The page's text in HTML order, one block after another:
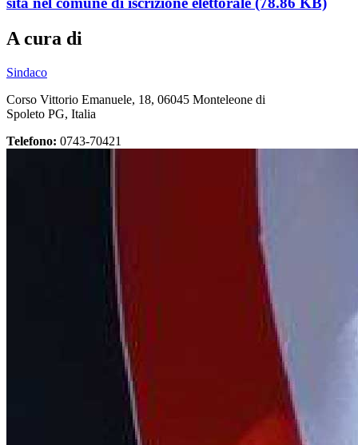
A cura di
Sindaco
Corso Vittorio Emanuele, 18, 06045 Monteleone di
Spoleto PG, Italia
Telefono: 0743-70421